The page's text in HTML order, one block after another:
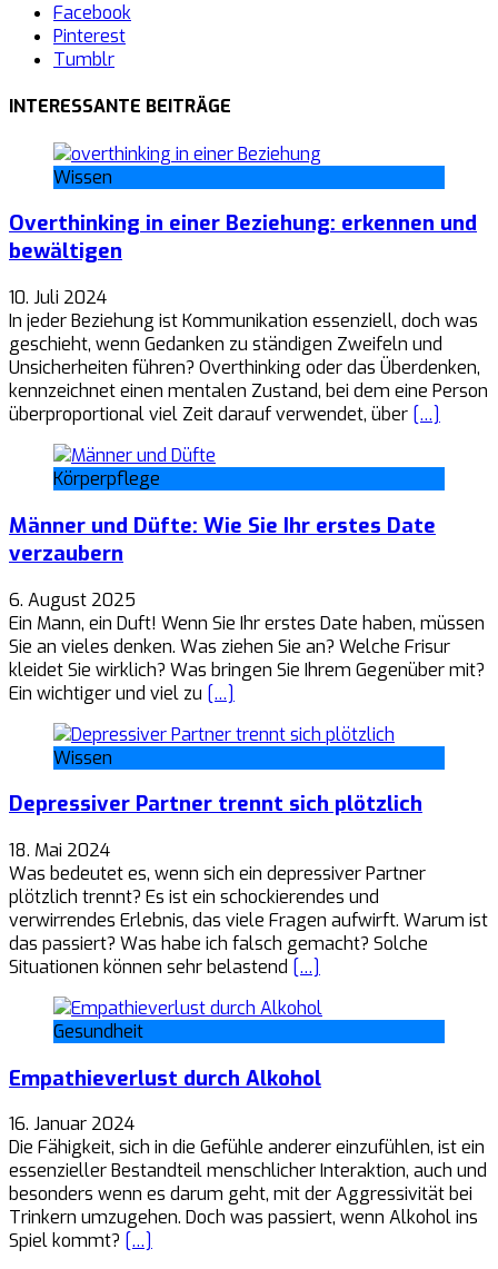
Facebook
Pinterest
Tumblr
INTERESSANTE BEITRÄGE
Wissen
Overthinking in einer Beziehung: erkennen und
bewältigen
10. Juli 2024
In jeder Beziehung ist Kommunikation essenziell, doch was
geschieht, wenn Gedanken zu ständigen Zweifeln und
Unsicherheiten führen? Overthinking oder das Überdenken,
kennzeichnet einen mentalen Zustand, bei dem eine Person
überproportional viel Zeit darauf verwendet, über […]
Körperpflege
Männer und Düfte: Wie Sie Ihr erstes Date
verzaubern
6. August 2025
Ein Mann, ein Duft! Wenn Sie Ihr erstes Date haben, müssen
Sie an vieles denken. Was ziehen Sie an? Welche Frisur
kleidet Sie wirklich? Was bringen Sie Ihrem Gegenüber mit?
Ein wichtiger und viel zu […]
Wissen
Depressiver Partner trennt sich plötzlich
18. Mai 2024
Was bedeutet es, wenn sich ein depressiver Partner
plötzlich trennt? Es ist ein schockierendes und
verwirrendes Erlebnis, das viele Fragen aufwirft. Warum ist
das passiert? Was habe ich falsch gemacht? Solche
Situationen können sehr belastend […]
Gesundheit
Empathieverlust durch Alkohol
16. Januar 2024
Die Fähigkeit, sich in die Gefühle anderer einzufühlen, ist ein
essenzieller Bestandteil menschlicher Interaktion, auch und
besonders wenn es darum geht, mit der Aggressivität bei
Trinkern umzugehen. Doch was passiert, wenn Alkohol ins
Spiel kommt? […]